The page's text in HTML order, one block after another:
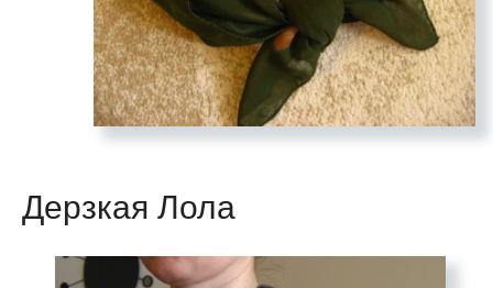
Дерзкая Лола